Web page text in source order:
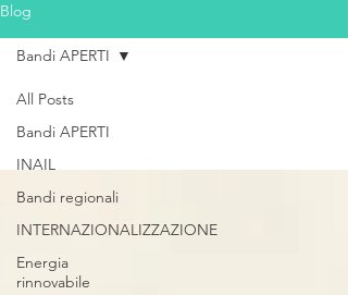
Blog
All Posts
Bandi APERTI
INAIL
Bandi regionali
INTERNAZIONALIZZAZIONE
Energia
rinnovabile
Bandi APERTI
Bandi APERTI